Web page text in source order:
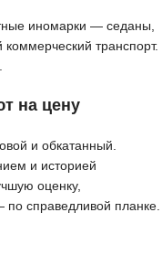
иномарки — седаны,
коммерческий транспорт.
на цену
и обкатанный.
и историей
оценку,
справедливой планке.